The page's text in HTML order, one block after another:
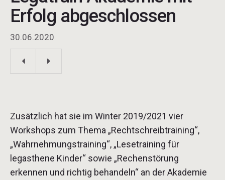
Erfolg abgeschlossen
30.06.2020
Zusätzlich hat sie im Winter 2019/2021 vier
Workshops zum Thema „Rechtschreibtraining“,
„Wahrnehmungstraining“, „Lesetraining für
legasthene Kinder“ sowie „Rechenstörung
erkennen und richtig behandeln“ an der Akademie